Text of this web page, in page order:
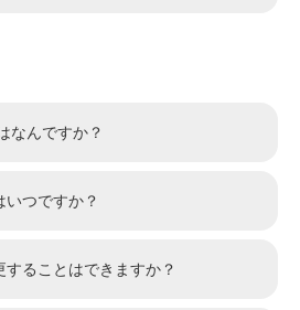
なんですか？
いつですか？
ることはできますか？